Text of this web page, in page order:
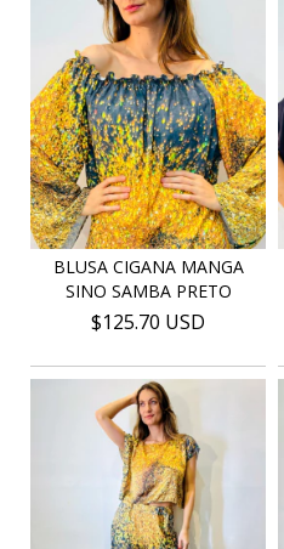
BLUSA CIGANA MANGA
SINO SAMBA PRETO
$125.70 USD